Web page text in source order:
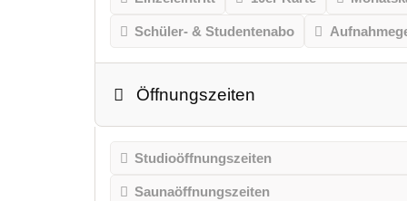
Schüler- & Studentenabo
Öffnungszeiten
Studioöffnungszeiten
Saunaöffnungszeiten